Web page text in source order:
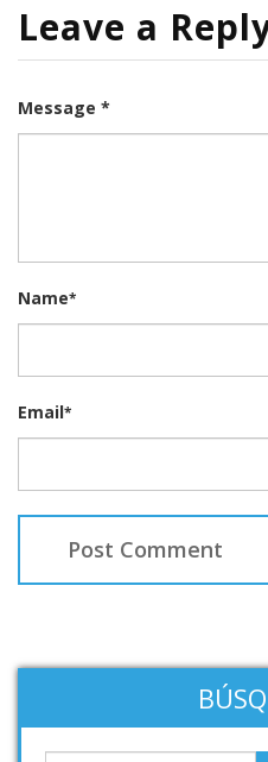
Leave a
Message *
Name*
Email*